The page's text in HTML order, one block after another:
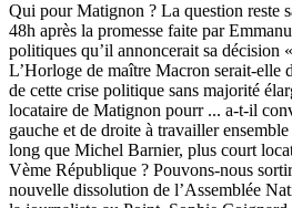
Qui pour Matignon ? La question reste
48h après la promesse faite par
politiques qu’il annoncerait sa décision
L’Horloge de maître Macron serait-elle
de cette crise politique sans majorité
locataire de Matignon pourr ... a-t-il
gauche et de droite à travailler
long que Michel Barnier, plus court
Vème République ? Pouvons-nous
nouvelle dissolution de l’Assemblée